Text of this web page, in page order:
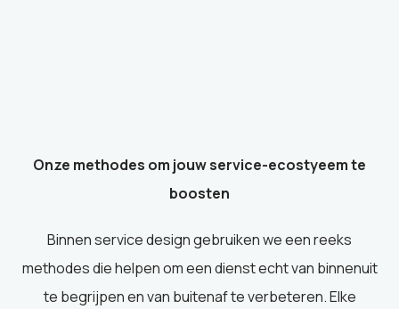
Onze methodes om jouw service-ecostyeem te
boosten
Binnen service design gebruiken we een reeks
methodes die helpen om een dienst echt van binnenuit
te begrijpen en van buitenaf te verbeteren. Elke